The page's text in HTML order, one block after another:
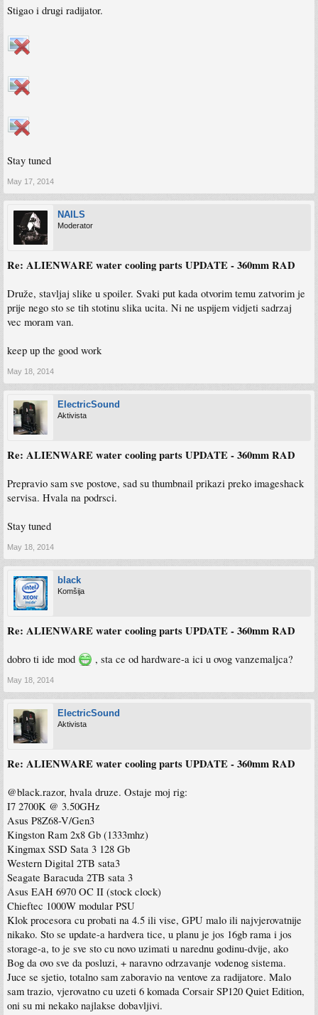
Stigao i drugi radijator.
Stay tuned
May 17, 2014
NAILS
Moderator
Re: ALIENWARE water cooling parts UPDATE - 360mm RAD
Druže, stavljaj slike u spoiler. Svaki put kada otvorim temu zatvorim je
prije nego sto se tih stotinu slika ucita. Ni ne uspijem vidjeti sadrzaj
vec moram van.
keep up the good work
May 18, 2014
ElectricSound
Aktivista
Re: ALIENWARE water cooling parts UPDATE - 360mm RAD
Prepravio sam sve postove, sad su thumbnail prikazi preko imageshack
servisa. Hvala na podrsci.
Stay tuned
May 18, 2014
black
Komšija
Re: ALIENWARE water cooling parts UPDATE - 360mm RAD
dobro ti ide mod , sta ce od hardware-a ici u ovog vanzemaljca?
May 18, 2014
ElectricSound
Aktivista
Re: ALIENWARE water cooling parts UPDATE - 360mm RAD
@black.razor, hvala druze. Ostaje moj rig:
I7 2700K @ 3.50GHz
Asus P8Z68-V/Gen3
Kingston Ram 2x8 Gb (1333mhz)
Kingmax SSD Sata 3 128 Gb
Western Digital 2TB sata3
Seagate Baracuda 2TB sata 3
Asus EAH 6970 OC II (stock clock)
Chieftec 1000W modular PSU
Klok procesora cu probati na 4.5 ili vise, GPU malo ili najvjerovatnije
nikako. Sto se update-a hardvera tice, u planu je jos 16gb rama i jos
storage-a, to je sve sto cu novo uzimati u narednu godinu-dvije, ako
Bog da ovo sve da posluzi, + naravno odrzavanje vodenog sistema.
Juce se sjetio, totalno sam zaboravio na ventove za radijatore. Malo
sam trazio, vjerovatno cu uzeti 6 komada Corsair SP120 Quiet Edition,
oni su mi nekako najlakse dobavljivi.